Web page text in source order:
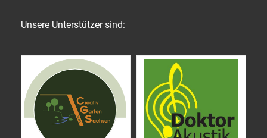
Unsere Unterstützer sind: